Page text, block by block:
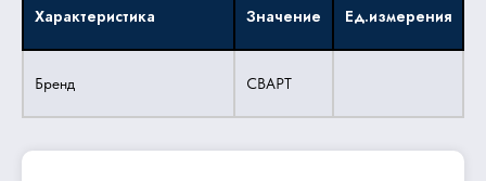
Характеристика Значение Ед.измерения
Бренд СВАРТ